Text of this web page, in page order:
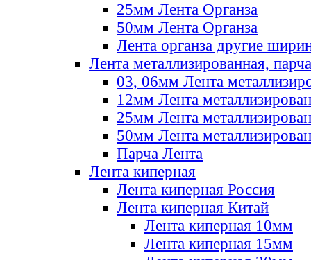
25мм Лента Органза
50мм Лента Органза
Лента органза другие
Лента металлизированная, парча
03, 06мм Лента
12мм Лента
25мм Лента
50мм Лента
Парча Лента
Лента киперная
Лента киперная Россия
Лента киперная Китай
Лента киперная 10мм
Лента киперная 15мм